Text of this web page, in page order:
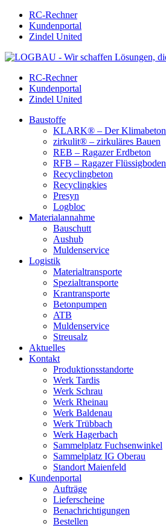
RC-Rechner
Kundenportal
Zindel United
RC-Rechner
Kundenportal
Zindel United
Baustoffe
KLARK® – Der Klimabeton
zirkulit® – zirkuläres Bauen
REB – Ragazer Erdbeton
RFB – Ragazer Flüssigboden
Recyclingbeton
Recyclingkies
Presyn
Logbloc
Materialannahme
Bauschutt
Aushub
Muldenservice
Logistik
Materialtransporte
Spezialtransporte
Krantransporte
Betonpumpen
ATB
Muldenservice
Streusalz
Aktuelles
Kontakt
Produktionsstandorte
Werk Tardis
Werk Schrau
Werk Rheinau
Werk Baldenau
Werk Trübbach
Werk Hagerbach
Sammelplatz Fuchsenwinkel
Sammelplatz IG Oberau
Standort Maienfeld
Kundenportal
Aufträge
Lieferscheine
Benachrichtigungen
Bestellen